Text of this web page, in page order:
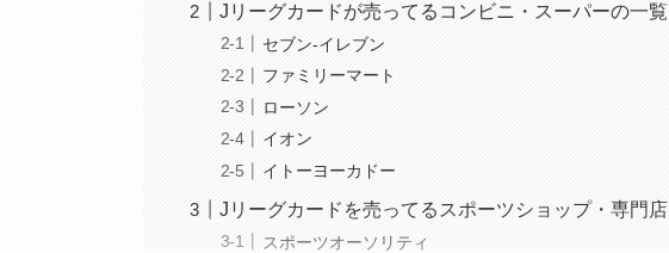
Jリーグカードが売ってるコンビニ・スーパーの一覧
セブン-イレブン
ファミリーマート
ローソン
イオン
イトーヨーカドー
Jリーグカードを売ってるスポーツショップ・専門店
スポーツオーソリティ